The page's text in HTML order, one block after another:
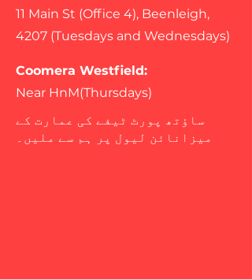
11 Main St (Office 4), Beenleigh,
4207 (Tuesdays and Wednesdays)
Coomera Westfield:
Near HnM(Thursdays)
ساؤتھ پورٹ ٹیفے کی عمارت کے
میزانائن لیول پر ہم سے ملیں۔